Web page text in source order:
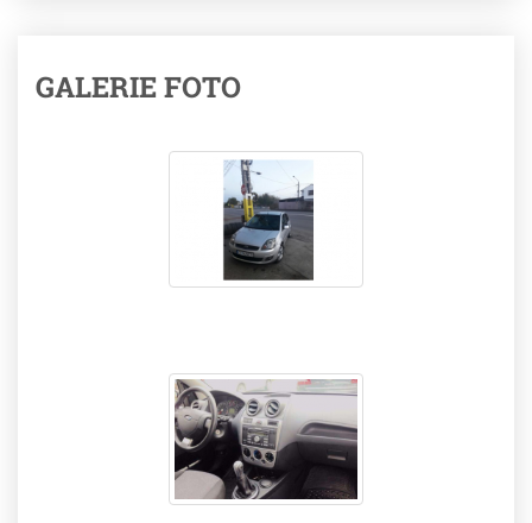
GALERIE FOTO